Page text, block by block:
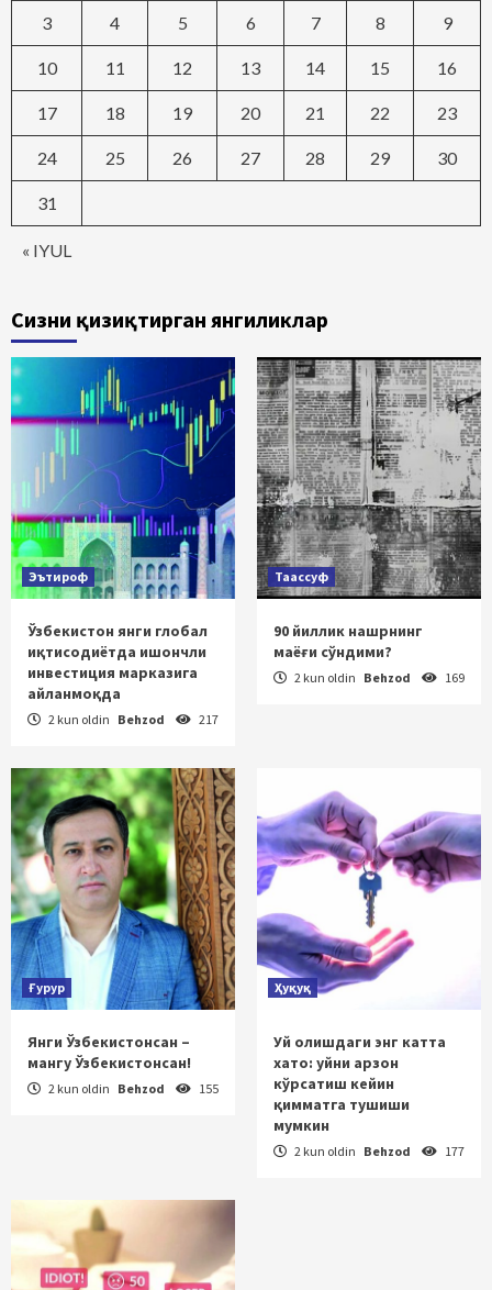
« IYUL
3 4 5 6 7 8 9
10 11 12 13 14 15 16
17 18 19 20 21 22 23
24 25 26 27 28 29 30
31
Сизни қизиқтирган янгиликлар
Эътироф
Ўзбекистон янги глобал
иқтисодиётда ишончли
инвестиция марказига
айланмоқда
2 kun oldin Behzod 217
Таассуф
90 йиллик нашрнинг
маёғи сўндими?
2 kun oldin Behzod 169
Ғурур
Янги Ўзбекистонсан –
мангу Ўзбекистонсан!
2 kun oldin Behzod 155
Ҳуқуқ
Уй олишдаги энг катта
хато: уйни арзон
кўрсатиш кейин
қимматга тушиши
мумкин
2 kun oldin Behzod 177